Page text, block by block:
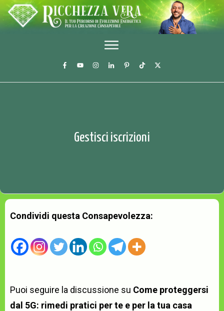
Gestisci iscrizioni
Condividi questa Consapevolezza:
Puoi seguire la discussione su Come proteggersi
dal 5G: rimedi pratici per te e per la tua casa